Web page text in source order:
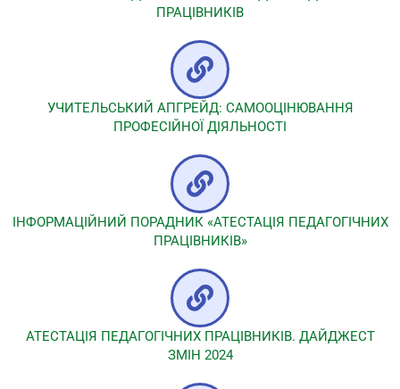
ПРАЦІВНИКІВ
УЧИТЕЛЬСЬКИЙ АПГРЕЙД: САМООЦІНЮВАННЯ
ПРОФЕСІЙНОЇ ДІЯЛЬНОСТІ
ІНФОРМАЦІЙНИЙ ПОРАДНИК «АТЕСТАЦІЯ ПЕДАГОГІЧНИХ
ПРАЦІВНИКІВ»
АТЕСТАЦІЯ ПЕДАГОГІЧНИХ ПРАЦІВНИКІВ. ДАЙДЖЕСТ
ЗМІН 2024